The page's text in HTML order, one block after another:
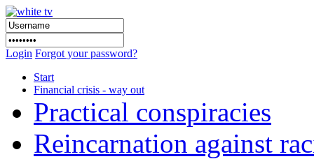
Login Forgot your password?
Start
Financial crisis - way out
Practical conspiracies
Reincarnation against